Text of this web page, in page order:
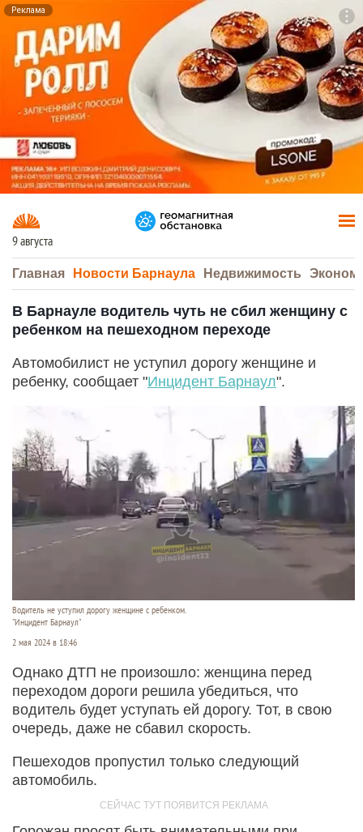
Реклама
9 августа
Главная Новости Барнаула Недвижимость
В Барнауле водитель чуть не сбил женщину с
ребенком на пешеходном переходе
Автомобилист не уступил дорогу женщине и
ребенку, сообщает "Инцидент Барнаул".
Водитель не уступил дорогу женщине с ребенком.
"Инцидент Барнаул"
2 мая 2024 в 18:46
Однако ДТП не произошло: женщина перед
переходом дороги решила убедиться, что
водитель будет уступать ей дорогу. Тот, в свою
очередь, даже не сбавил скорость.
Пешеходов пропустил только следующий
автомобиль.